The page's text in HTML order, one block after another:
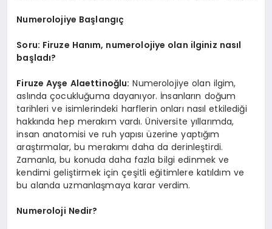
Numerolojiye Başlangıç
Soru: Firuze Hanım, numerolojiye olan ilginiz nasıl
başladı?
Firuze Ayşe Alaettinoğlu: Numerolojiye olan ilgim,
aslında çocukluğuma dayanıyor. İnsanların doğum
tarihleri ve isimlerindeki harflerin onları nasıl etkilediği
hakkında hep merakım vardı. Üniversite yıllarımda,
insan anatomisi ve ruh yapısı üzerine yaptığım
araştırmalar, bu merakımı daha da derinleştirdi.
Zamanla, bu konuda daha fazla bilgi edinmek ve
kendimi geliştirmek için çeşitli eğitimlere katıldım ve
bu alanda uzmanlaşmaya karar verdim.
Numeroloji Nedir?